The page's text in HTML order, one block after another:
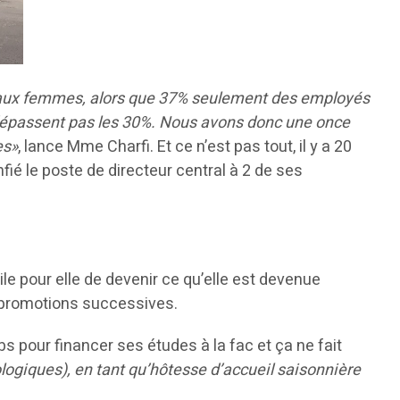
femmes, alors que 37% seulement des employés
pas les 30%. Nous avons donc une once
, lance Mme Charfi. Et ce n’est pas tout, il y a 20
le poste de directeur central à 2 de ses
pour elle de devenir ce qu’elle est devenue
successives.
pour financer ses études à la fac et ça ne fait
en tant qu’hôtesse d’accueil saisonnière